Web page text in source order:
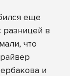
еще
разницей в
что
и